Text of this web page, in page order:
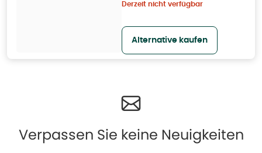
Derzeit nicht verfügbar
Alternative kaufen
Verpassen Sie keine Neuigkeiten